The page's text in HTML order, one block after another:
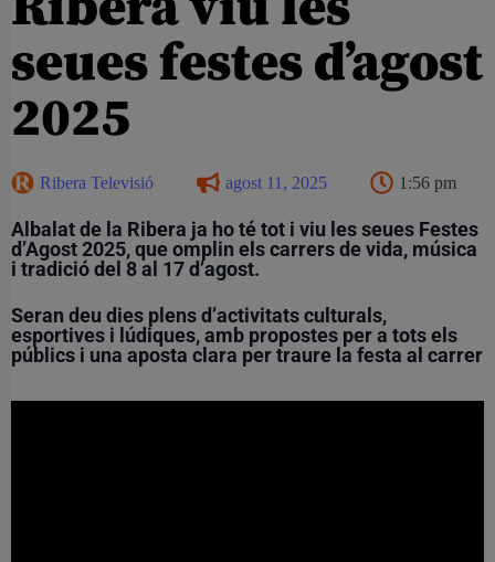
seues festes d’agost
2025
Ribera Televisió agost 11, 2025 1:56 pm
Albalat de la Ribera ja ho té tot i viu les seues Festes
d’Agost 2025, que omplin els carrers de vida, música
i tradició del 8 al 17 d’agost.
Seran deu dies plens d’activitats culturals,
esportives i lúdiques, amb propostes per a tots els
públics i una aposta clara per traure la festa al carrer